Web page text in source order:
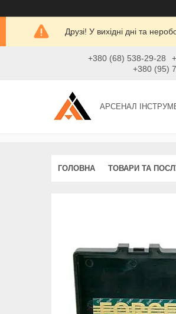
Друзі! У вихідні дні та
+380 (68) 538-29-28
+380 (95)
АРСЕНАЛ
ГОЛОВНА ТОВАРИ ТА